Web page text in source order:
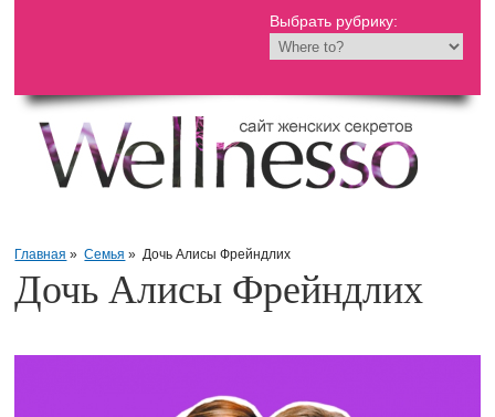
Выбрать рубрику:
Главная » Семья » Дочь Алисы Фрейндлих
Дочь Алисы Фрейндлих